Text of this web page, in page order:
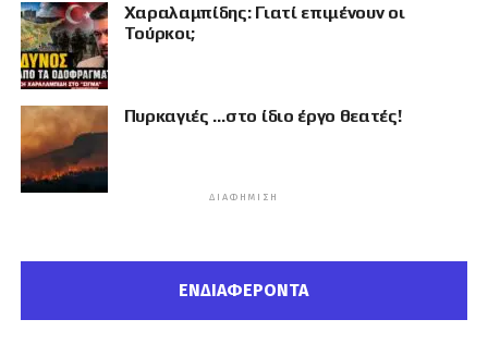
Χαραλαμπίδης: Γιατί επιμένουν οι
Τούρκοι;
Πυρκαγιές …στο ίδιο έργο θεατές!
ΔΙΑΦΉΜΙΣΗ
ΕΝΔΙΑΦΕΡΟΝΤΑ